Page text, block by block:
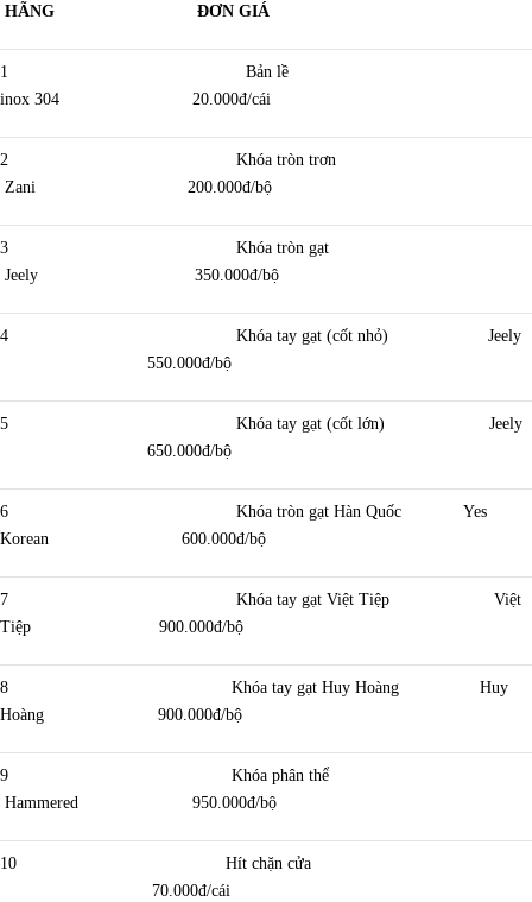
HÃNG ĐƠN GIÁ
1 Bản lề
inox 304 20.000đ/cái
2 Khóa tròn trơn
Zani 200.000đ/bộ
3 Khóa tròn gạt
Jeely 350.000đ/bộ
4 Khóa tay gạt (cốt nhỏ) Jeely
550.000đ/bộ
5 Khóa tay gạt (cốt lớn) Jeely
650.000đ/bộ
6 Khóa tròn gạt Hàn Quốc Yes
Korean 600.000đ/bộ
7 Khóa tay gạt Việt Tiệp Việt
Tiệp 900.000đ/bộ
8 Khóa tay gạt Huy Hoàng Huy
Hoàng 900.000đ/bộ
9 Khóa phân thể
Hammered 950.000đ/bộ
10 Hít chặn cửa
70.000đ/cái